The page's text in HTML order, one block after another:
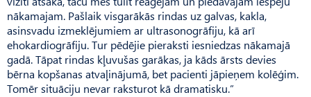
nākamajam. Pašlaik visgarākās rindas uz galvas, kakla,
asinsvadu izmeklējumiem ar ultrasonogrāfiju, kā arī
ehokardiogrāfiju. Tur pēdējie pieraksti iesniedzas nākamajā
gadā. Tāpat rindas kļuvušas garākas, ja kāds ārsts devies
bērna kopšanas atvaļinājumā, bet pacienti jāpieņem kolēģim.
Tomēr situāciju nevar raksturot kā dramatisku.”